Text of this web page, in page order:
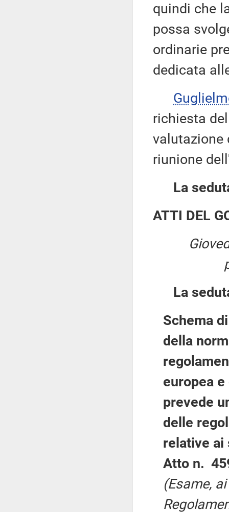
quindi che
possa
ordinarie
dedicata
richiesta
valutazione
riunione
La
ATTI DEL
La
Schema
della
europea
prevede
delle
relative ai
Atto n.
(Esame,